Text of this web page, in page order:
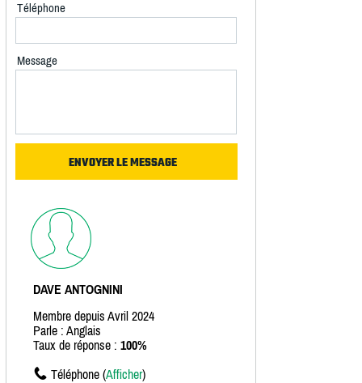
Téléphone
Message
DAVE ANTOGNINI
Membre depuis Avril 2024
Parle : Anglais
Taux de réponse : 100%
Téléphone (Afficher)